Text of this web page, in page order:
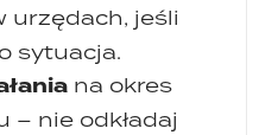
urzędach, jeśli
sytuacja.
na okres
– nie odkładaj